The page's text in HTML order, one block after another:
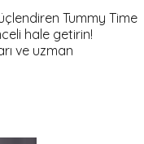
Tummy Time
hale getirin!
ve uzman